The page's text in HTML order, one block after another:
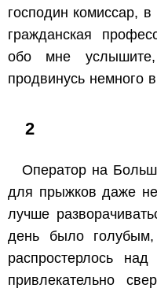
господин комиссар,
гражданская
обо мне
продвинусь немного
2
Оператор на
для прыжков даже
лучше
день было
распростерлось
привлекательно